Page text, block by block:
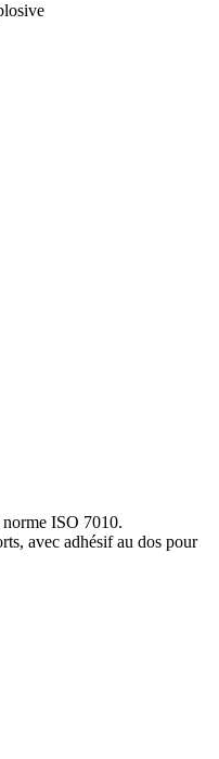
ISO 7010.
avec adhésif au dos pour